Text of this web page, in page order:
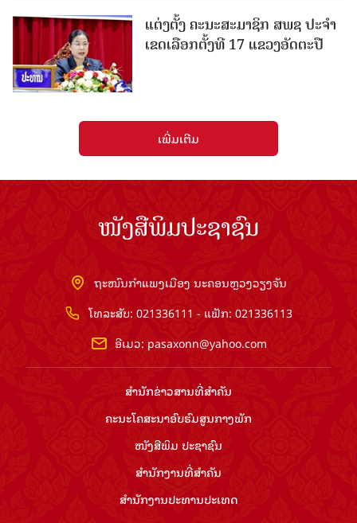
ແຕ່ງຕັ້ງ ຄະນະສະມາຊິກ ສພຊ ປະຈຳ
ເຂດເລືອກຕັ້ງທີ 17 ແຂວງອັດຕະປື
ເພີ່ມເຕີມ
ໜັງສືພິມປະຊາຊົນ
ຖະໜົນກຳແພງເມືອງ ນະຄອນຫຼວງວຽງຈັນ
ໂທລະສັບ: 021336111 - ແຟັກ: 021336113
ອີເມວ: pasaxonn@yahoo.com
ສຳ​ນັກ​ຂ່າວ​ສານ​ທີ່​ສຳ​ຄັນ​
ຄະນະໂຄສະນາອົບຮົມ​ສູນ​ກາງ​ພັກ
ໜັງສືພິມ ປະ​ຊາ​ຊົນ
ສຳ​ນັກ​ງານ​ທີ່​ສຳ​ຄັນ
ສຳ​ນັກ​ງານ​ປະ​ທານ​ປະ​ເທດ